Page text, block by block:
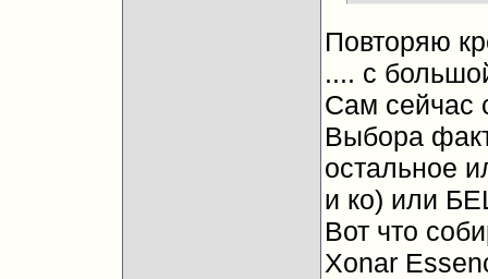
Повторяю
.... с
Сам сейчас
Выбора
остальное
и ко) или
Вот что
Xonar